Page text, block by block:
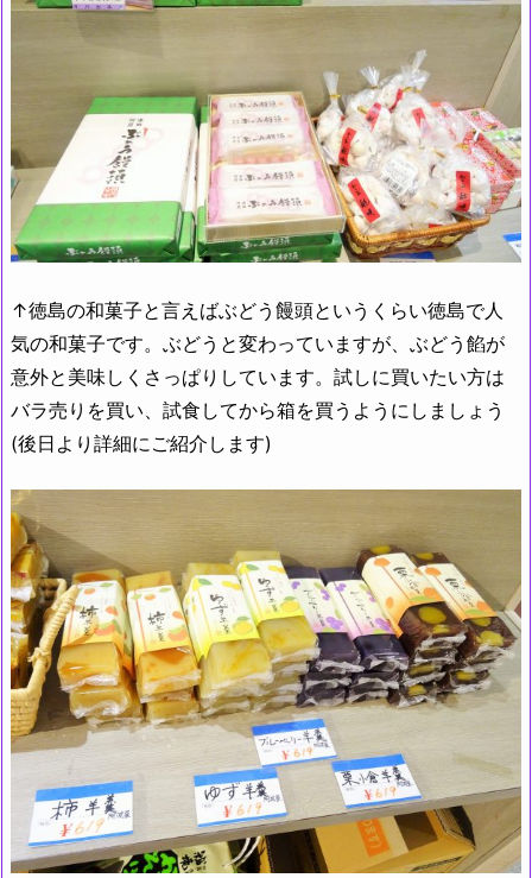
↑徳島の和菓子と言えばぶどう饅頭というくらい徳島で人
気の和菓子です。ぶどうと変わっていますが、ぶどう餡が
意外と美味しくさっぱりしています。試しに買いたい方は
バラ売りを買い、試食してから箱を買うようにしましょう
(後日より詳細にご紹介します)